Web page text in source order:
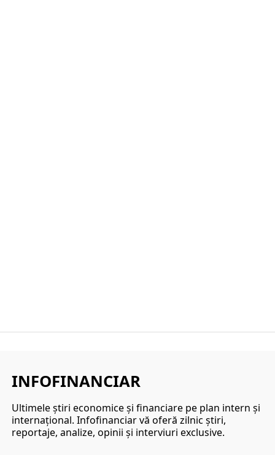
INFOFINANCIAR
Ultimele ştiri economice şi financiare pe plan intern şi
internaţional. Infofinanciar vă oferă zilnic ştiri,
reportaje, analize, opinii şi interviuri exclusive.